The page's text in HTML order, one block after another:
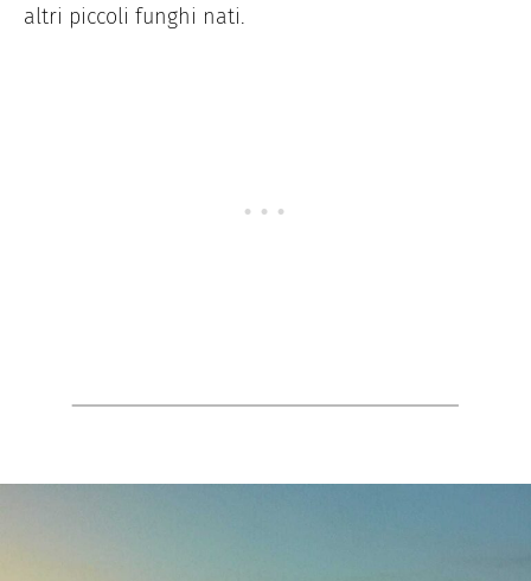
altri piccoli funghi nati.